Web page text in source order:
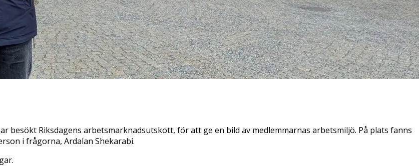
besökt Riksdagens arbetsmarknadsutskott, för att ge en bild av medlemmarnas arbetsmiljö. På plats fanns
i frågorna, Ardalan Shekarabi.